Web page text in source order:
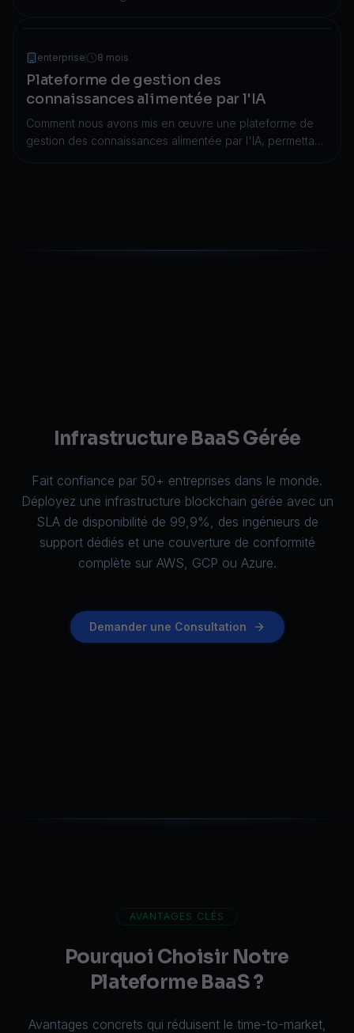
enterprise 8 mois
Plateforme de gestion des
connaissances alimentée par l'IA
Comment nous avons mis en œuvre une plateforme de
gestion des connaissances alimentée par l'IA, permettant
Infrastructure BaaS Gérée
Fait confiance par 50+ entreprises dans le monde.
Déployez une infrastructure blockchain gérée avec un
SLA de disponibilité de 99,9%, des ingénieurs de
support dédiés et une couverture de conformité
complète sur AWS, GCP ou Azure.
Demander une Consultation
AVANTAGES CLÉS
Pourquoi Choisir Notre
Plateforme BaaS ?
Avantages concrets qui réduisent le time-to-market,